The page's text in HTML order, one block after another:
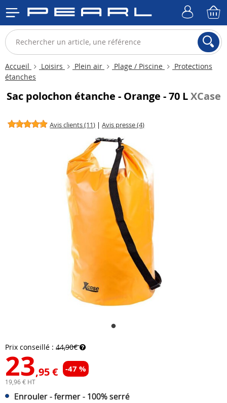
Accueil Loisirs Plein air Plage / Piscine
Protections
étanches
Sac polochon étanche - Orange - 70 LXCase
Avis clients (11) |Avis presse (4)
Prix conseillé : 44,90€
23,95 € -47 %
19,96 € HT
Enrouler - fermer - 100% serré